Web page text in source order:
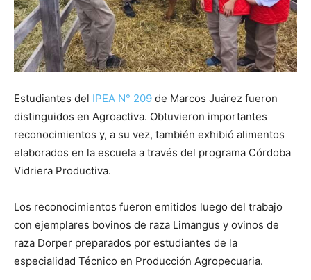
Estudiantes del IPEA N° 209 de Marcos Juárez fueron
distinguidos en Agroactiva. Obtuvieron importantes
reconocimientos y, a su vez, también exhibió alimentos
elaborados en la escuela a través del programa Córdoba
Vidriera Productiva.
Los reconocimientos fueron emitidos luego del trabajo
con ejemplares bovinos de raza Limangus y ovinos de
raza Dorper preparados por estudiantes de la
especialidad Técnico en Producción Agropecuaria.